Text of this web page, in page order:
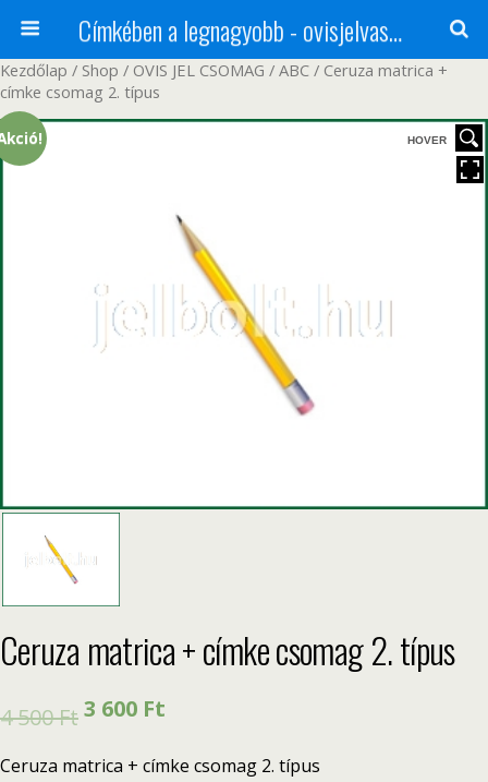
Címkében a legnagyobb - ovisjelvasarlas.hu
Kezdőlap / Shop / OVIS JEL CSOMAG / ABC / Ceruza matrica +
címke csomag 2. típus
HOVER
Ceruza matrica + címke csomag 2. típus
4 500Ft3 600 Ft
Ceruza matrica + címke csomag 2. típus